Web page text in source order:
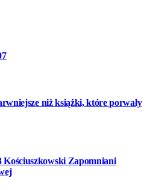
niż książki, które porwały
Zapomniani